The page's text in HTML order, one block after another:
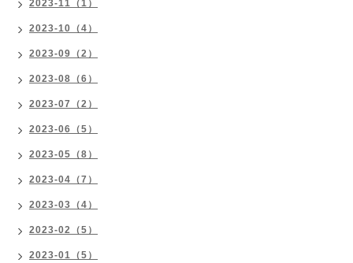
2023-11（1）
2023-10（4）
2023-09（2）
2023-08（6）
2023-07（2）
2023-06（5）
2023-05（8）
2023-04（7）
2023-03（4）
2023-02（5）
2023-01（5）